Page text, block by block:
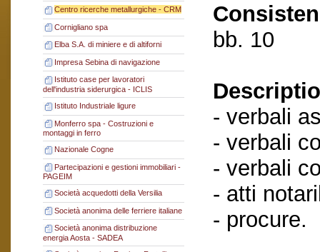
Centro ricerche metallurgiche - CRM
Cornigliano spa
Elba S.A. di miniere e di altiforni
Impresa Sebina di navigazione
Istituto case per lavoratori
dell'industria siderurgica - ICLIS
Istituto Industriale ligure
Monferro spa - Costruzioni e
montaggi in ferro
Nazionale Cogne
Partecipazioni e gestioni immobiliari -
PAGEIM
Società acquedotti della Versilia
Società anonima delle ferriere italiane
Società anonima distribuzione
energia Aosta - SADEA
bb. 10
- verbali
- verbali
- verbali
- atti
- procure.